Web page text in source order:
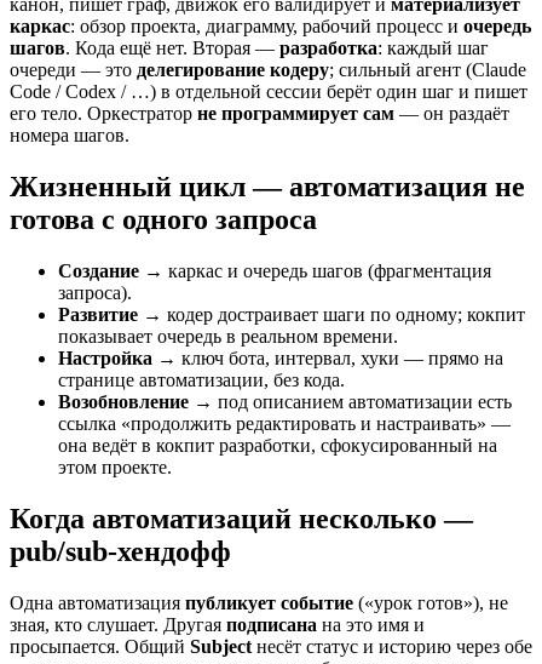
канон, пишет граф, движок его валидирует и материализует
каркас: обзор проекта, диаграмму, рабочий процесс и очередь
шагов. Кода ещё нет. Вторая — разработка: каждый шаг
очереди — это делегирование кодеру; сильный агент (Claude
Code / Codex / …) в отдельной сессии берёт один шаг и пишет
его тело. Оркестратор не программирует сам — он раздаёт
номера шагов.
Жизненный цикл — автоматизация не
готова с одного запроса
Создание → каркас и очередь шагов (фрагментация
запроса).
Развитие → кодер достраивает шаги по одному; кокпит
показывает очередь в реальном времени.
Настройка → ключ бота, интервал, хуки — прямо на
странице автоматизации, без кода.
Возобновление → под описанием автоматизации есть
ссылка «продолжить редактировать и настраивать» —
она ведёт в кокпит разработки, сфокусированный на
этом проекте.
Когда автоматизаций несколько —
pub/sub-хендофф
Одна автоматизация публикует событие («урок готов»), не
зная, кто слушает. Другая подписана на это имя и
просыпается. Общий Subject несёт статус и историю через обе